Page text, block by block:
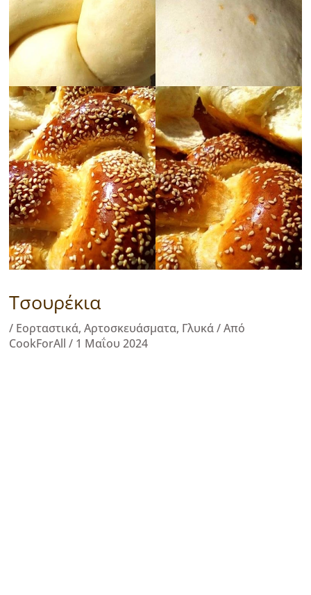
Τσουρέκια
/ Εορταστικά, Αρτοσκευάσματα, Γλυκά/ Από
CookForAll / 1 Μαΐου 2024